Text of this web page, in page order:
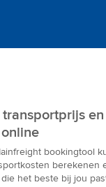
bookingtool
berekenen
het beste bij jou